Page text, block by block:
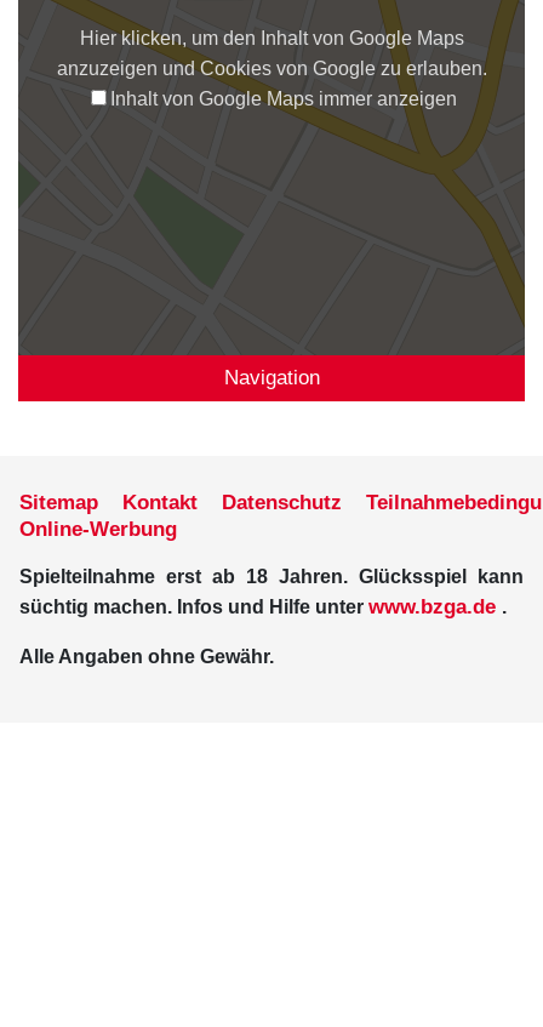
Hier klicken, um den Inhalt von Google Maps
anzuzeigen und Cookies von Google zu erlauben.
Inhalt von Google Maps immer anzeigen
Navigation
Sitemap Kontakt Datenschutz
Online-Werbung
Spielteilnahme erst ab 18 Jahren. Glücksspiel kann
süchtig machen. Infos und Hilfe unter www.bzga.de .
Alle Angaben ohne Gewähr.